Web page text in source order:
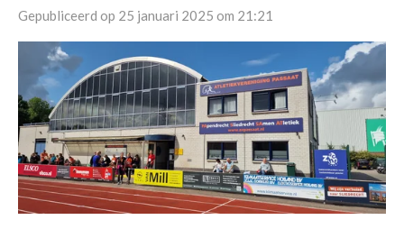
Gepubliceerd op 25 januari 2025 om 21:21